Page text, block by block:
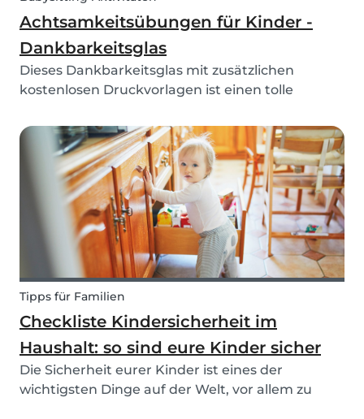
Achtsamkeitsübungen für Kinder -
Dankbarkeitsglas
Dieses Dankbarkeitsglas mit zusätzlichen
kostenlosen Druckvorlagen ist einen tolle
Achtsamkeitsübungen und besonders
Dankbarkeit können Kindern helfen, ihre
Gefühle, Gedanken und Verhaltensweisen zu
erkennen...
Tipps für Familien
Checkliste Kindersicherheit im
Haushalt: so sind eure Kinder sicher
Die Sicherheit eurer Kinder ist eines der
wichtigsten Dinge auf der Welt, vor allem zu